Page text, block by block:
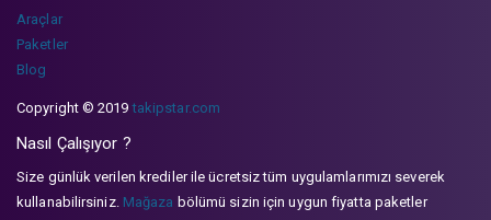
Araçlar
Paketler
Blog
Copyright © 2019takipstar.com
Nasıl Çalışıyor ?
Size günlük verilen krediler ile ücretsiz tüm uygulamlarımızı severek
kullanabilirsiniz. Mağaza bölümü sizin için uygun fiyatta paketler